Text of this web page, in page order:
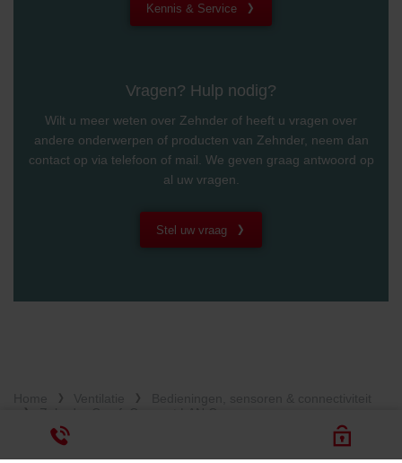
Kennis & Service
Vragen? Hulp nodig?
Wilt u meer weten over Zehnder of heeft u vragen over
andere onderwerpen of producten van Zehnder, neem dan
contact op via telefoon of mail. We geven graag antwoord op
al uw vragen.
Stel uw vraag
Zehnder ComfoConnect LAN C